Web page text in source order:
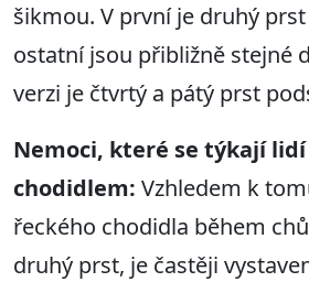
šikmou. V první je druhý
ostatní jsou přibližně stejné
verzi je čtvrtý a pátý prst
Nemoci, které se týkají
chodidlem: Vzhledem k
řeckého chodidla během
druhý prst, je častěji